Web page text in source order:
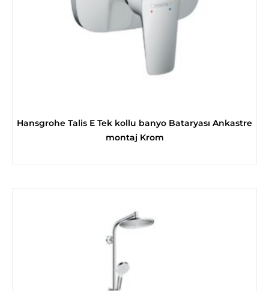
Hansgrohe Talis E Tek kollu banyo Bataryası Ankastre
montaj Krom